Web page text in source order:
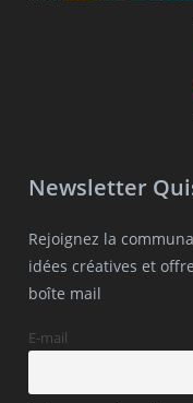
Newsletter
Rejoignez la
idées créatives et
boîte mail
E-mail